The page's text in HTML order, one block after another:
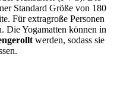
Standard Größe von 180
Für extragroße Personen
Die Yogamatten können in
werden, sodass sie